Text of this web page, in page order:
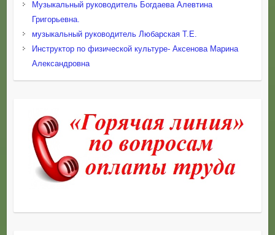
Музыкальный руководитель Богдаева Алевтина
Григорьевна.
музыкальный руководитель Любарская Т.Е.
Инструктор по физической культуре- Аксенова Марина
Александровна